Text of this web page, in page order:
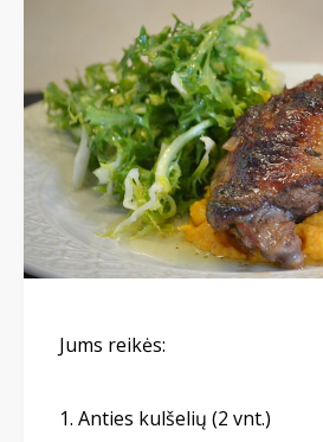
Jums reikės:
Anties kulšelių (2 vnt.)